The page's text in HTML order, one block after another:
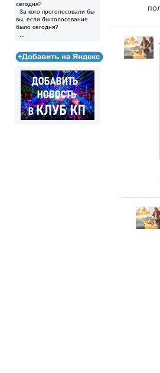
сегодня?
За кого проголосовали бы
вы, если бы голосование
было сегодня?